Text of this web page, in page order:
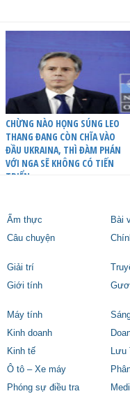
CHỪNG NÀO HỌNG SÚNG LEO
THANG ĐANG CÒN CHĨA VÀO
ĐẦU UKRAINA, THÌ ĐÀM PHÁN
VỚI NGA SẼ KHÔNG CÓ TIẾN
TRIỂN
Ẩm thực Bài
Câu chuyện
Giải trí
Giới tính
Máy tính
Kinh doanh
Kinh tế
Lưu
Ô tô – Xe máy
Phóng sự điều tra